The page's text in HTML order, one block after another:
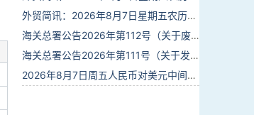
外贸简讯：2026年8月7日星期五农历六月廿五
海关总署公告2026年第112号（关于废止部分卫生检疫类规范性文件的公告）
海关总署公告2026年第111号（关于发布《进出境动植物检疫处理监督管理工作规定》《进出境卫生处理监督管理工作规定》的公告）
2026年8月7日周五人民币对美元中间价报6.7904调贬9个基点